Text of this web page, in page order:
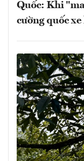
Quốc: Khi
cường quốc xe